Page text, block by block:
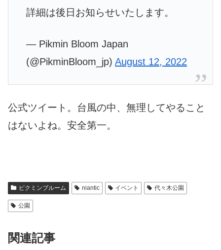
詳細は後日お知らせいたします。
— Pikmin Bloom Japan
(@PikminBloom_jp) August 12, 2022
公式ツイート。台風の中、無理してやること
はないよね。安全第一。
ピクミンブルーム niantic イベント 代々木公園
公園
関連記事